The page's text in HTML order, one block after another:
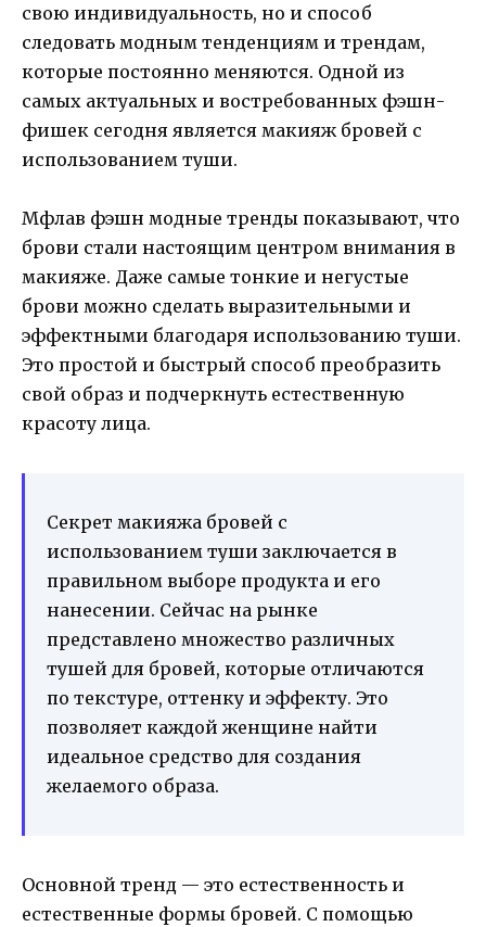
свою индивидуальность, но и способ
следовать модным тенденциям и трендам,
которые постоянно меняются. Одной из
самых актуальных и востребованных фэшн-
фишек сегодня является макияж бровей с
использованием туши.
Мфлав фэшн модные тренды показывают, что
брови стали настоящим центром внимания в
макияже. Даже самые тонкие и негустые
брови можно сделать выразительными и
эффектными благодаря использованию туши.
Это простой и быстрый способ преобразить
свой образ и подчеркнуть естественную
красоту лица.
Секрет макияжа бровей с
использованием туши заключается в
правильном выборе продукта и его
нанесении. Сейчас на рынке
представлено множество различных
тушей для бровей, которые отличаются
по текстуре, оттенку и эффекту. Это
позволяет каждой женщине найти
идеальное средство для создания
желаемого образа.
Основной тренд — это естественность и
естественные формы бровей. С помощью